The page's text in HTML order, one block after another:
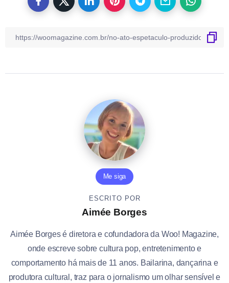
Me siga
ESCRITO POR
Aimée Borges
Aimée Borges é diretora e cofundadora da Woo! Magazine,
onde escreve sobre cultura pop, entretenimento e
comportamento há mais de 11 anos. Bailarina, dançarina e
produtora cultural, traz para o jornalismo um olhar sensível e